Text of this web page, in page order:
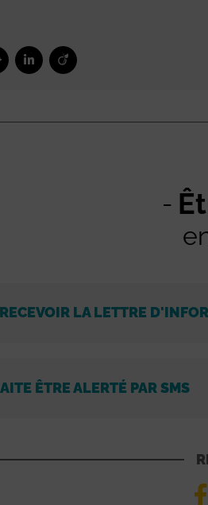
LA LETTRE
ÊTRE ALERTÉ PAR SMS